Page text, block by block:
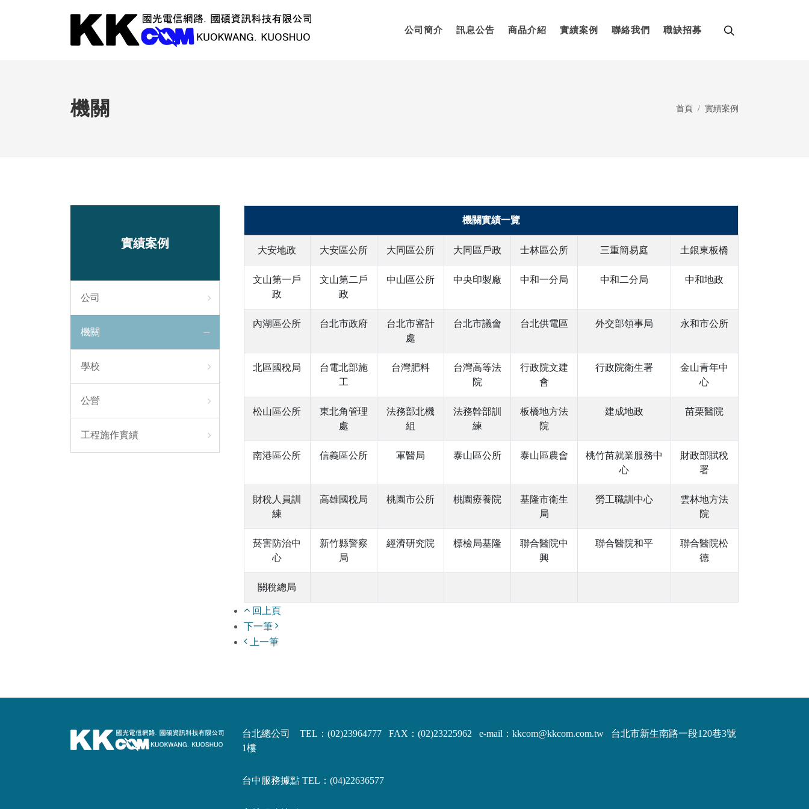
公司簡介 訊息公告 商品介紹 實績案例 聯絡我們 職缺招募
機關 首頁 實績案例
實績案例
公司
機關
學校
公營
工程施作實績
機關實績一覽
大安地政 大安區公所 大同區公所 大同區戶政 士林區公所 三重簡易庭 土銀東板橋
文山第一戶
政
文山第二戶
政
中山區公所 中央印製廠 中和一分局 中和二分局 中和地政
內湖區公所 台北市政府
台北市審計
處
台北市議會 台北供電區 外交部領事局 永和市公所
北區國稅局
台電北部施
工
台灣肥料
台灣高等法
院
行政院文建
會
行政院衛生署
金山青年中
心
松山區公所
東北角管理
處
法務部北機
組
法務幹部訓
練
板橋地方法
院
建成地政 苗栗醫院
南港區公所 信義區公所 軍醫局 泰山區公所 泰山區農會
桃竹苗就業服務中
心
財政部賦稅
署
財稅人員訓
練
高雄國稅局 桃園市公所 桃園療養院
基隆市衛生
局
勞工職訓中心
雲林地方法
院
菸害防治中
心
新竹縣警察
局
經濟研究院 標檢局基隆
聯合醫院中
興
聯合醫院和平
聯合醫院松
德
關稅總局
回上頁
下一筆
上一筆
台北總公司 TEL：(02)23964777 FAX：(02)23225962 e-mail：kkcom@kkcom.com.tw 台北市新生南路一段120巷3號
1樓
台中服務據點 TEL：(04)22636577